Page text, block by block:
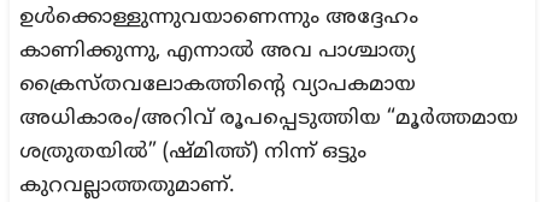
ഉൾക്കൊള്ളുന്നുവയാണെന്നും അദ്ദേഹം
കാണിക്കുന്നു, എന്നാൽ അവ പാശ്ചാത്യ
ക്രൈസ്‌തവലോകത്തിന്റെ വ്യാപകമായ
അധികാരം/അറിവ് രൂപപ്പെടുത്തിയ “മൂർത്തമായ
ശത്രുതയിൽ” (ഷ്മിത്ത്) നിന്ന് ഒട്ടും
കുറവല്ലാത്തതുമാണ്.